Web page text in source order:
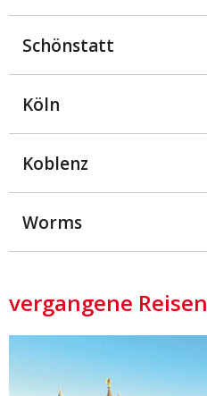
Schönstatt
Köln
Koblenz
Worms
vergangene Reisen